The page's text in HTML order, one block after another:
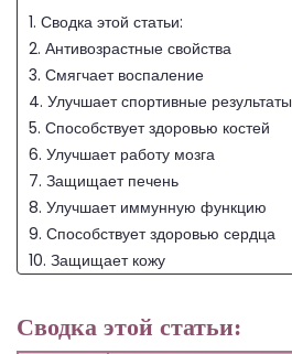
1. Сводка этой статьи:
2. Антивозрастные свойства
3. Смягчает воспаление
4. Улучшает спортивные результаты
5. Способствует здоровью костей
6. Улучшает работу мозга
7. Защищает печень
8. Улучшает иммунную функцию
9. Способствует здоровью сердца
10. Защищает кожу
12. С60 и профилактика рака
13. Заключение
Сводка этой статьи: